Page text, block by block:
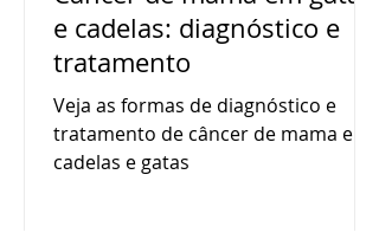
e cadelas: diagnóstico e
tratamento
Veja as formas de diagnóstico e
tratamento de câncer de mama em
cadelas e gatas